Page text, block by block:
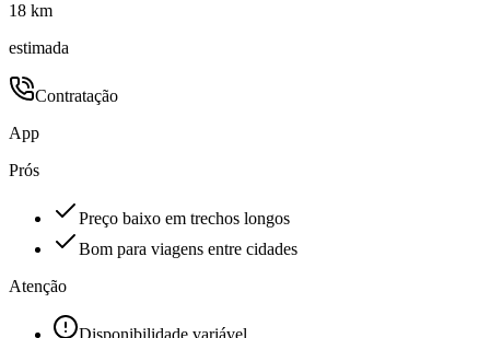
18 km
estimada
Contratação
App
Prós
Preço baixo em trechos longos
Bom para viagens entre cidades
Atenção